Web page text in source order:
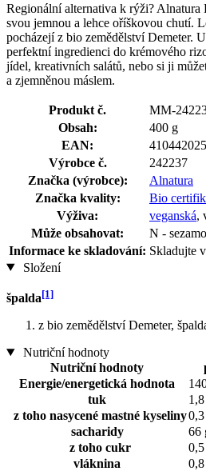
Regionální alternativa k rýži? Alnatura
svou jemnou a lehce oříškovou chutí.
pocházejí z bio zemědělství Demeter.
perfektní ingredienci do krémového
jídel, kreativních salátů, nebo si ji
a zjemněnou máslem.
Produkt č.
MM-
Obsah:
400 g
EAN:
Výrobce č.
242237
Značka (výrobce):
Alnatura
Značka kvality:
Bio
Výživa:
veganská,
Může obsahovat:
N -
Informace ke skladování: Skladujte
Složení
špalda[1]
z bio zemědělství Demeter,
Nutriční hodnoty
Nutriční hodnoty
Energie/energetická hodnota
tuk
z toho nasycené mastné kyseliny
sacharidy
66
z toho cukr
vláknina